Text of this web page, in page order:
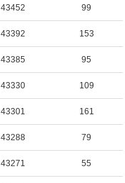
43452 99
43392 153
43385 95
43330 109
43301 161
43288 79
43271 55